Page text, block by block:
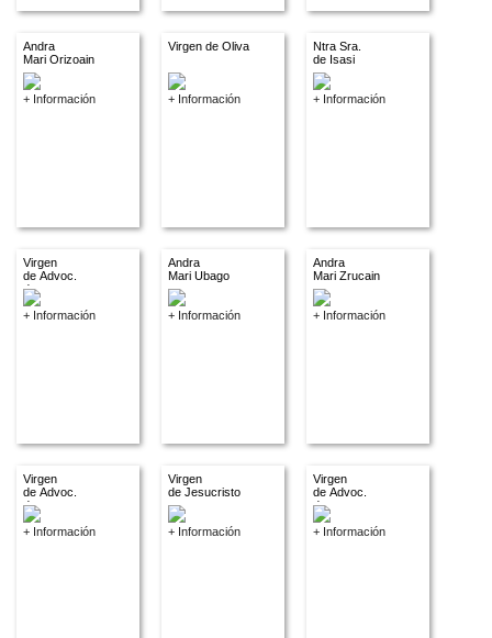
Andra
Mari Orizoain
+ Información
Virgen de Oliva
+ Información
Ntra Sra.
de Isasi
+ Información
Virgen
de Advoc.
descon.
+ Información
Andra
Mari Ubago
+ Información
Andra
Mari Zrucain
+ Información
Virgen
de Advoc.
descon.
+ Información
Virgen
de Jesucristo
+ Información
Virgen
de Advoc.
descon.
+ Información